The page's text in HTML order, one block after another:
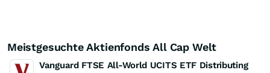
Meistgesuchte Aktienfonds All Cap Welt
Vanguard FTSE All-World UCITS ETF Distributing